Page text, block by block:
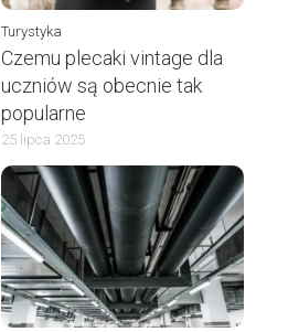
Turystyka
Czemu plecaki vintage dla
uczniów są obecnie tak
popularne
25 lipca 2025